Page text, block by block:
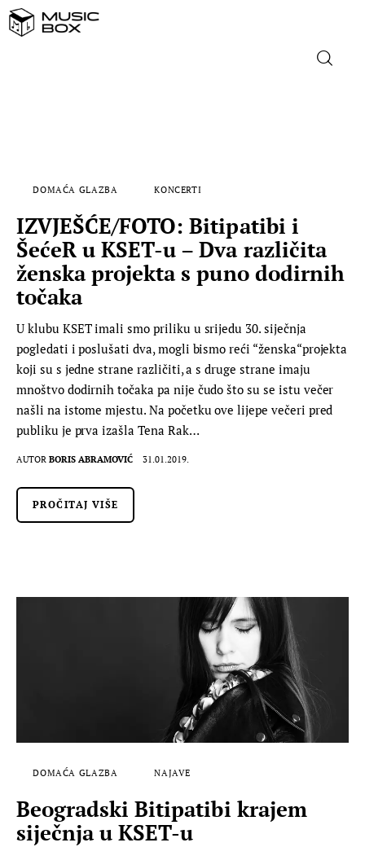
FILM
MUSIC BOX
DOMAĆA GLAZBA KONCERTI
IZVJEŠĆE/FOTO: Bitipatibi i
ŠećeR u KSET-u – Dva različita
ženska projekta s puno dodirnih
točaka
U klubu KSET imali smo priliku u srijedu 30. siječnja
pogledati i poslušati dva, mogli bismo reći “ženska“projekta
koji su s jedne strane različiti, a s druge strane imaju
mnoštvo dodirnih točaka pa nije čudo što su se istu večer
našli na istome mjestu. Na početku ove lijepe večeri pred
publiku je prva izašla Tena Rak…
AUTOR BORIS ABRAMOVIĆ 31.01.2019.
PROČITAJ VIŠE
DOMAĆA GLAZBA NAJAVE
Beogradski Bitipatibi krajem
siječnja u KSET-u